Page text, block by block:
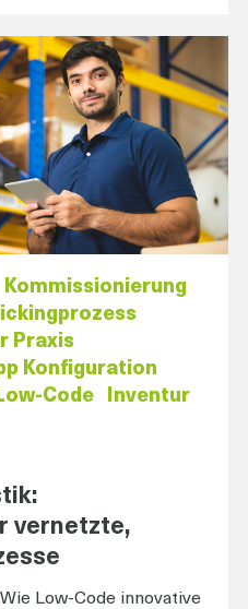
Kommissionierung
Praxis
Konfiguration
Code
Inventur
vernetzte,
Low-Code innovative